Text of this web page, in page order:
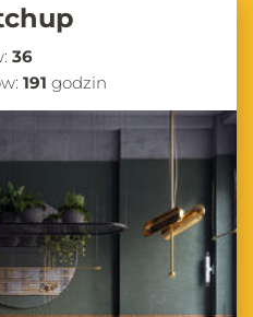
36
191 godzin